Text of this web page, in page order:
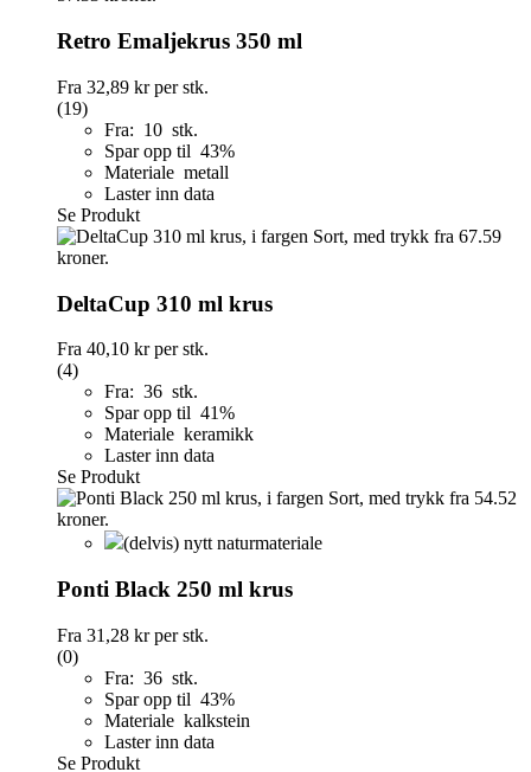
Retro Emaljekrus 350 ml
Fra 32,89 krper stk.
(19)
Fra: 10 stk.
Spar opp til 43%
Materiale metall
Laster inn data
Se Produkt
DeltaCup 310 ml krus
Fra 40,10 krper stk.
(4)
Fra: 36 stk.
Spar opp til 41%
Materiale keramikk
Laster inn data
Se Produkt
(delvis) nytt naturmateriale
Ponti Black 250 ml krus
Fra 31,28 krper stk.
(0)
Fra: 36 stk.
Spar opp til 43%
Materiale kalkstein
Laster inn data
Se Produkt